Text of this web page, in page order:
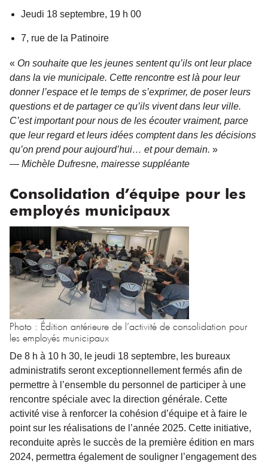
Jeudi 18 septembre, 19 h 00
7, rue de la Patinoire
« On souhaite que les jeunes sentent qu’ils ont leur place
dans la vie municipale. Cette rencontre est là pour leur
donner l’espace et le temps de s’exprimer, de poser leurs
questions et de partager ce qu’ils vivent dans leur ville.
C’est important pour nous de les écouter vraiment, parce
que leur regard et leurs idées comptent dans les décisions
qu’on prend pour aujourd’hui… et pour demain. »
— Michèle Dufresne, mairesse suppléante
Consolidation d’équipe pour les
employés municipaux
Photo : Édition antérieure de l’activité de consolidation pour
les employés municipaux
De 8 h à 10 h 30, le jeudi 18 septembre, les bureaux
administratifs seront exceptionnellement fermés afin de
permettre à l’ensemble du personnel de participer à une
rencontre spéciale avec la direction générale. Cette
activité vise à renforcer la cohésion d’équipe et à faire le
point sur les réalisations de l’année 2025. Cette initiative,
reconduite après le succès de la première édition en mars
2024, permettra également de souligner l’engagement des